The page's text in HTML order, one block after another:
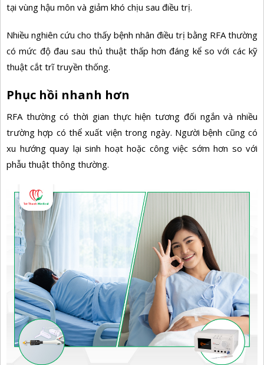
tại vùng hậu môn và giảm khó chịu sau điều trị.
Nhiều nghiên cứu cho thấy bệnh nhân điều trị bằng RFA thường
có mức độ đau sau thủ thuật thấp hơn đáng kể so với các kỹ
thuật cắt trĩ truyền thống.
Phục hồi nhanh hơn
RFA thường có thời gian thực hiện tương đối ngắn và nhiều
trường hợp có thể xuất viện trong ngày. Người bệnh cũng có
xu hướng quay lại sinh hoạt hoặc công việc sớm hơn so với
phẫu thuật thông thường.